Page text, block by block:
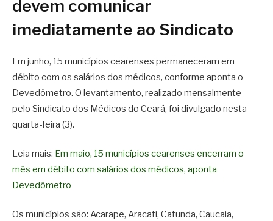
devem comunicar
imediatamente ao Sindicato
Em junho, 15 municípios cearenses permaneceram em
débito com os salários dos médicos, conforme aponta o
Devedômetro. O levantamento, realizado mensalmente
pelo Sindicato dos Médicos do Ceará, foi divulgado nesta
quarta-feira (3).
Leia mais: Em maio, 15 municípios cearenses encerram o
mês em débito com salários dos médicos, aponta
Devedômetro
Os municípios são: Acarape, Aracati, Catunda, Caucaia,